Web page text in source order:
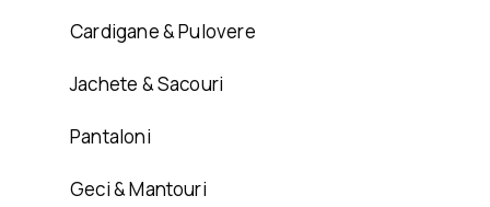
Cardigane & Pulovere
Jachete & Sacouri
Pantaloni
Geci & Mantouri